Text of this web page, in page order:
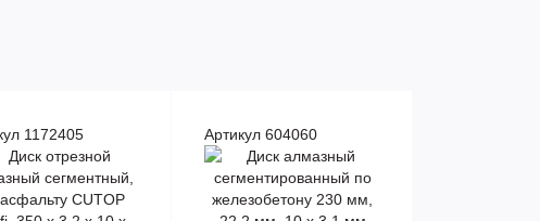
1172405 Артикул 604060